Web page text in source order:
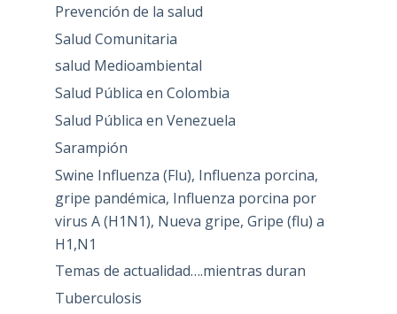
Prevención de la salud
Salud Comunitaria
salud Medioambiental
Salud Pública en Colombia
Salud Pública en Venezuela
Sarampión
Swine Influenza (Flu), Influenza porcina,
gripe pandémica, Influenza porcina por
virus A (H1N1), Nueva gripe, Gripe (flu) a
H1,N1
Temas de actualidad….mientras duran
Tuberculosis